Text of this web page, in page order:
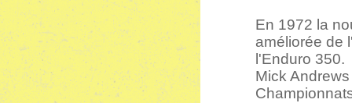
En 1972 la
améliorée de
l'Enduro 350.
Mick